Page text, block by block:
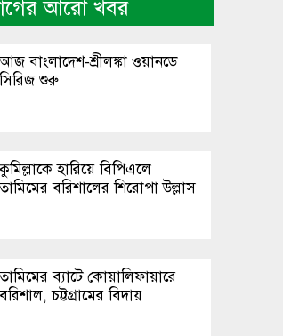
আরো খবর
বাংলা‌দেশ-শ্রীলঙ্কা ওয়ানডে
শুরু
হারিয়ে বিপিএলে
বরিশালের শিরোপা উল্লাস
ব্যাটে কোয়ালিফায়ারে
চট্টগ্রামের বিদায়